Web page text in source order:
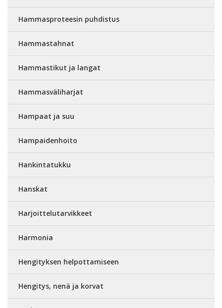
Hammasproteesin puhdistus
Hammastahnat
Hammastikut ja langat
Hammasväliharjat
Hampaat ja suu
Hampaidenhoito
Hankintatukku
Hanskat
Harjoittelutarvikkeet
Harmonia
Hengityksen helpottamiseen
Hengitys, nenä ja korvat